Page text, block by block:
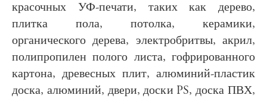
красочных УФ-печати, таких как дерево,
плитка пола, потолка, керамики,
органического дерева, электробритвы, акрил,
полипропилен полого листа, гофрированного
картона, древесных плит, алюминий-пластик
доска, алюминий, двери, доски PS, доска ПВХ,